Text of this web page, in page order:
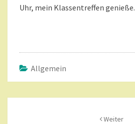
>
Uhr, mein Klassentreffen genieße.
Allgemein
Weiter